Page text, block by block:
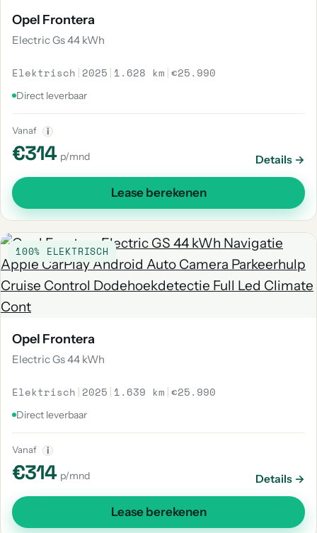
Opel Frontera
Electric Gs 44 kWh
Elektrisch | 2025 | 1.628 km |€25.990
Direct leverbaar
Vanaf i
€314 p/mnd Details →
Lease berekenen
100% ELEKTRISCH
Opel Frontera
Electric Gs 44 kWh
Elektrisch | 2025 | 1.639 km |€25.990
Direct leverbaar
Vanaf i
€314 p/mnd Details →
Lease berekenen